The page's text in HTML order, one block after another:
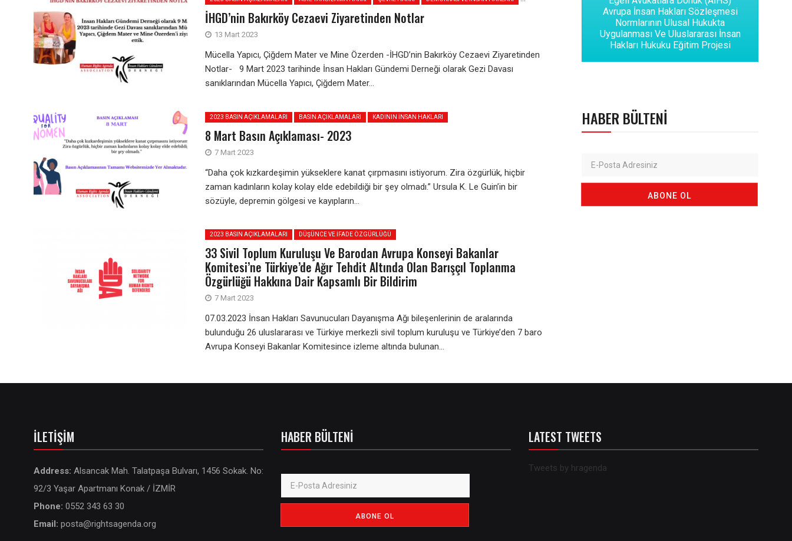
İHGD’nin Bakırköy Cezaevi Ziyaretinden Notlar
13 Mart 2023
Mücella Yapıcı, Çiğdem Mater ve Mine Özerden -İHGD’nin Bakırköy Cezaevi Ziyaretinden
Notlar- 9 Mart 2023 tarihinde İnsan Hakları Gündemi Derneği olarak Gezi Davası
sanıklarından Mücella Yapıcı, Çiğdem Mater...
2023 BASIN AÇIKLAMALARI BASIN AÇIKLAMALARI KADININ İNSAN HAKLARI
8 Mart Basın Açıklaması- 2023
7 Mart 2023
“Daha çok kızkardeşimin yükseklere kanat çırpmasını istiyorum. Zira özgürlük, hiçbir
zaman kadınların kolay kolay elde edebildiği bir şey olmadı.” Ursula K. Le Guin’in bir
sözüyle, depremin gölgesi ve kayıpların...
2023 BASIN AÇIKLAMALARI DÜŞÜNCE VE İFADE ÖZGÜRLÜĞÜ
33 Sivil Toplum Kuruluşu Ve Barodan Avrupa Konseyi Bakanlar
Komitesi’ne Türkiye’de Ağır Tehdit Altında Olan Barışçıl Toplanma
Özgürlüğü Hakkına Dair Kapsamlı Bir Bildirim
7 Mart 2023
07.03.2023 İnsan Hakları Savunucuları Dayanışma Ağı bileşenlerinin de aralarında
bulunduğu 26 uluslararası ve Türkiye merkezli sivil toplum kuruluşu ve Türkiye’den 7 baro
Avrupa Konseyi Bakanlar Komitesince izleme altında bulunan...
Avrupa İnsan Hakları Sözleşmesi
Normlarının Ulusal Hukukta
Uygulanması Ve Uluslararası İnsan
Hakları Hukuku Eğitim Projesi
HABER BÜLTENI
İLETIŞIM
Address: Alsancak Mah. Talatpaşa Bulvarı, 1456 Sokak. No:
92/3 Yaşar Apartmanı Konak / İZMİR
Phone: 0552 343 63 30
Email: posta@rightsagenda.org
HABER BÜLTENI LATEST TWEETS
Tweets by hragenda